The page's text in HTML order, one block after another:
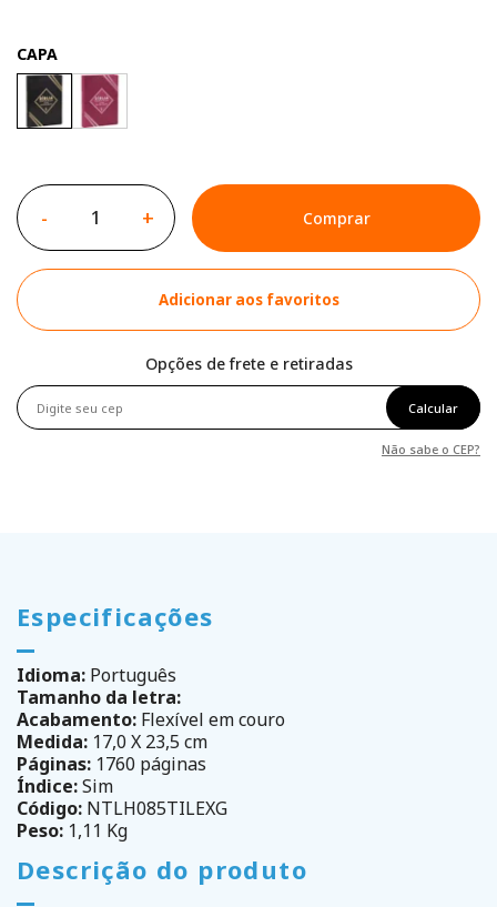
CAPA
- + Comprar
Adicionar aos favoritos
Opções de frete e retiradas
Calcular
Não sabe o CEP?
Especificações
Idioma: Português
Tamanho da letra:
Acabamento: Flexível em couro
Medida: 17,0 X 23,5 cm
Páginas: 1760 páginas
Índice:Sim
Código: NTLH085TILEXG
Peso: 1,11 Kg
Descrição do produto